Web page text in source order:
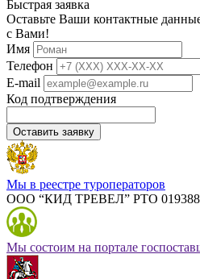
Быстрая заявка
Оставьте Ваши контактные
с Вами!
Имя
Телефон
E-mail
Код подтверждения
Оставить заявку
Мы в реестре туроператоров
ООО “КИД ТРЕВЕЛ” РТО 019388
Мы состоим на портале